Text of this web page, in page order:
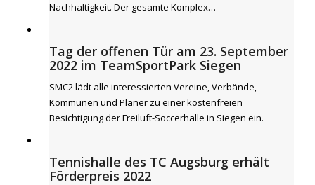
Nachhaltigkeit. Der gesamte Komplex…
Tag der offenen Tür am 23. September
2022 im TeamSportPark Siegen
SMC2 lädt alle interessierten Vereine, Verbände,
Kommunen und Planer zu einer kostenfreien
Besichtigung der Freiluft-Soccerhalle in Siegen ein.
Tennishalle des TC Augsburg erhält
Förderpreis 2022